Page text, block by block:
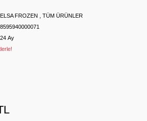
ELSA FROZEN
TÜM ÜRÜNLER
8595940000071
24 Ay